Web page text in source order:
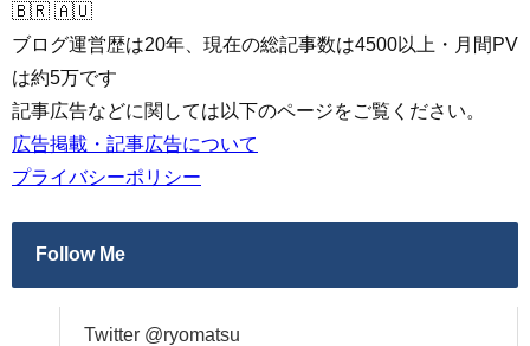
🇧🇷 🇦🇺
ブログ運営歴は20年、現在の総記事数は4500以上・月間PV
は約5万です
記事広告などに関しては以下のページをご覧ください。
広告掲載・記事広告について
プライバシーポリシー
Follow Me
Twitter @ryomatsu